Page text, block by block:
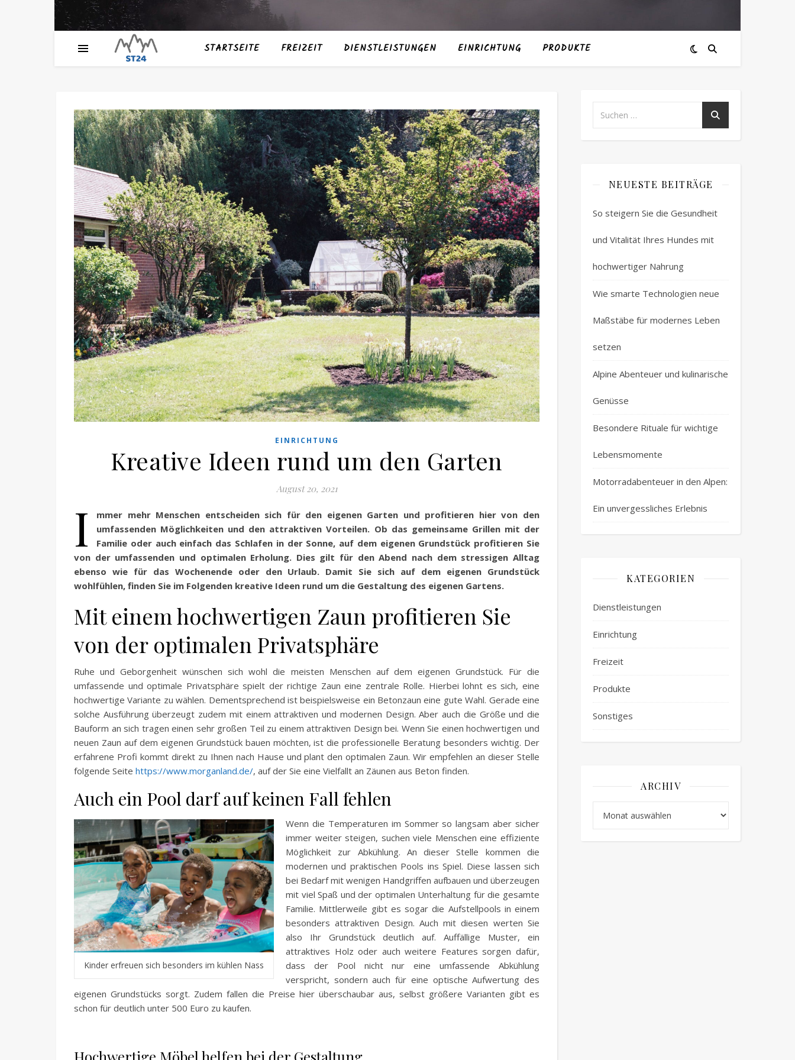
STARTSEITE FREIZEIT DIENSTLEISTUNGEN EINRICHTUNG PRODUKTE
EINRICHTUNG
Kreative Ideen rund um den Garten
August 20, 2021
I
mmer mehr Menschen entscheiden sich für den eigenen Garten und profitieren hier von den
umfassenden Möglichkeiten und den attraktiven Vorteilen. Ob das gemeinsame Grillen mit der
Familie oder auch einfach das Schlafen in der Sonne, auf dem eigenen Grundstück profitieren Sie
von der umfassenden und optimalen Erholung. Dies gilt für den Abend nach dem stressigen Alltag
ebenso wie für das Wochenende oder den Urlaub. Damit Sie sich auf dem eigenen Grundstück
wohlfühlen, finden Sie im Folgenden kreative Ideen rund um die Gestaltung des eigenen Gartens.
Mit einem hochwertigen Zaun profitieren Sie
von der optimalen Privatsphäre
Ruhe und Geborgenheit wünschen sich wohl die meisten Menschen auf dem eigenen Grundstück. Für die
umfassende und optimale Privatsphäre spielt der richtige Zaun eine zentrale Rolle. Hierbei lohnt es sich, eine
hochwertige Variante zu wählen. Dementsprechend ist beispielsweise ein Betonzaun eine gute Wahl. Gerade eine
solche Ausführung überzeugt zudem mit einem attraktiven und modernen Design. Aber auch die Größe und die
Bauform an sich tragen einen sehr großen Teil zu einem attraktiven Design bei. Wenn Sie einen hochwertigen und
neuen Zaun auf dem eigenen Grundstück bauen möchten, ist die professionelle Beratung besonders wichtig. Der
erfahrene Profi kommt direkt zu Ihnen nach Hause und plant den optimalen Zaun. Wir empfehlen an dieser Stelle
folgende Seite https://www.morganland.de/, auf der Sie eine Vielfallt an Zäunen aus Beton finden.
Auch ein Pool darf auf keinen Fall fehlen
Kinder erfreuen sich besonders im kühlen Nass
Wenn die Temperaturen im Sommer so langsam aber sicher
immer weiter steigen, suchen viele Menschen eine effiziente
Möglichkeit zur Abkühlung. An dieser Stelle kommen die
modernen und praktischen Pools ins Spiel. Diese lassen sich
bei Bedarf mit wenigen Handgriffen aufbauen und überzeugen
mit viel Spaß und der optimalen Unterhaltung für die gesamte
Familie. Mittlerweile gibt es sogar die Aufstellpools in einem
besonders attraktiven Design. Auch mit diesen werten Sie
also Ihr Grundstück deutlich auf. Auffällige Muster, ein
attraktives Holz oder auch weitere Features sorgen dafür,
dass der Pool nicht nur eine umfassende Abkühlung
verspricht, sondern auch für eine optische Aufwertung des
eigenen Grundstücks sorgt. Zudem fallen die Preise hier überschaubar aus, selbst größere Varianten gibt es
schon für deutlich unter 500 Euro zu kaufen.
NEUESTE BEITRÄGE
So steigern Sie die Gesundheit
und Vitalität Ihres Hundes mit
hochwertiger Nahrung
Wie smarte Technologien neue
Maßstäbe für modernes Leben
setzen
Alpine Abenteuer und kulinarische
Genüsse
Besondere Rituale für wichtige
Lebensmomente
Motorradabenteuer in den Alpen:
Ein unvergessliches Erlebnis
KATEGORIEN
Dienstleistungen
Einrichtung
Freizeit
Produkte
Sonstiges
ARCHIV